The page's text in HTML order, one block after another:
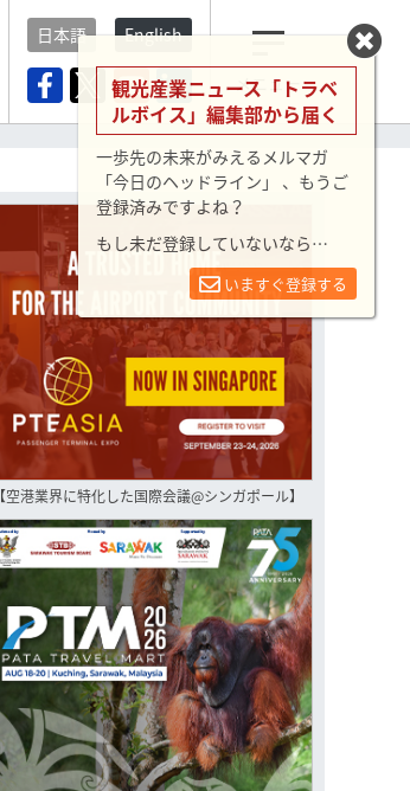
日本語 English
メニュー
【空港業界に特化した国際会議@シンガポール】
観光産業ニュース「トラベ
ルボイス」編集部から届く
一歩先の未来がみえるメルマガ
「今日のヘッドライン」 、もうご
登録済みですよね？
もし未だ登録していないなら…
いますぐ登録する